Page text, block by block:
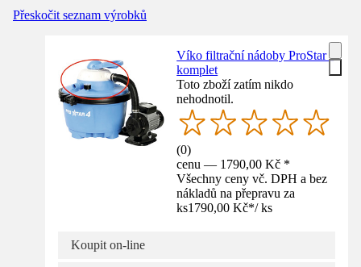
Přeskočit seznam výrobků
Víko filtrační nádoby ProStar -
komplet
Toto zboží zatím nikdo
nehodnotil.
(0)
cenu — 1790,00 Kč *
Všechny ceny vč. DPH a bez
nákladů na přepravu za
ks1790,00 Kč*/ ks
Koupit on-line